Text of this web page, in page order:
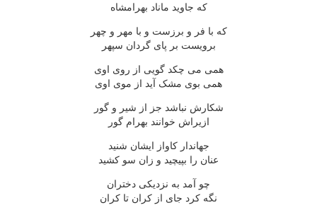
که جاوید ماناد بهرامشاه
که با فر و برزست و با مهر و چهر
برویست بر پای گردان سپهر
همی می چکد گویی از روی اوی
همی بوی مشک آید از موی اوی
شکارش نباشد جز از شیر و گور
ازیراش خوانند بهرام گور
جهاندار کاواز ایشان شنید
عنان را بپیچید و زان سو کشید
چو آمد به نزدیکی دختران
نگه کرد جای از کران تا کران